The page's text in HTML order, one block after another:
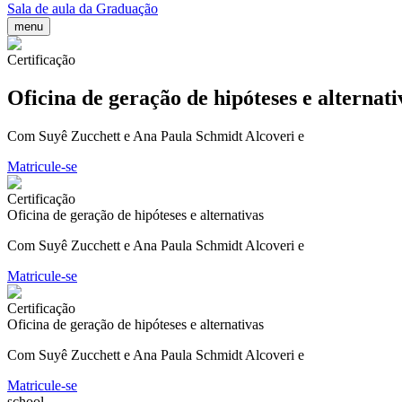
Sala de aula da Graduação
menu
Certificação
Oficina de geração de hipóteses e
Com Suyê Zucchett e Ana Paula Schmidt Alcoveri e
Matricule-se
Certificação
Oficina de geração de hipóteses e alternativas
Com Suyê Zucchett e Ana Paula Schmidt Alcoveri e
Matricule-se
Certificação
Oficina de geração de hipóteses e alternativas
Com Suyê Zucchett e Ana Paula Schmidt Alcoveri e
Matricule-se